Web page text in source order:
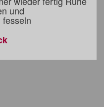
und